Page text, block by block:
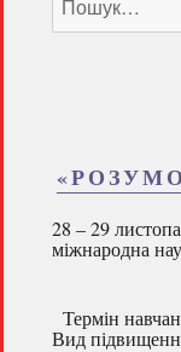
за
запитом:
28 – 29
міжнародна
Термін
Вид